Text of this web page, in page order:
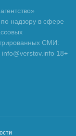
надзору в сфере
СМИ:
18+